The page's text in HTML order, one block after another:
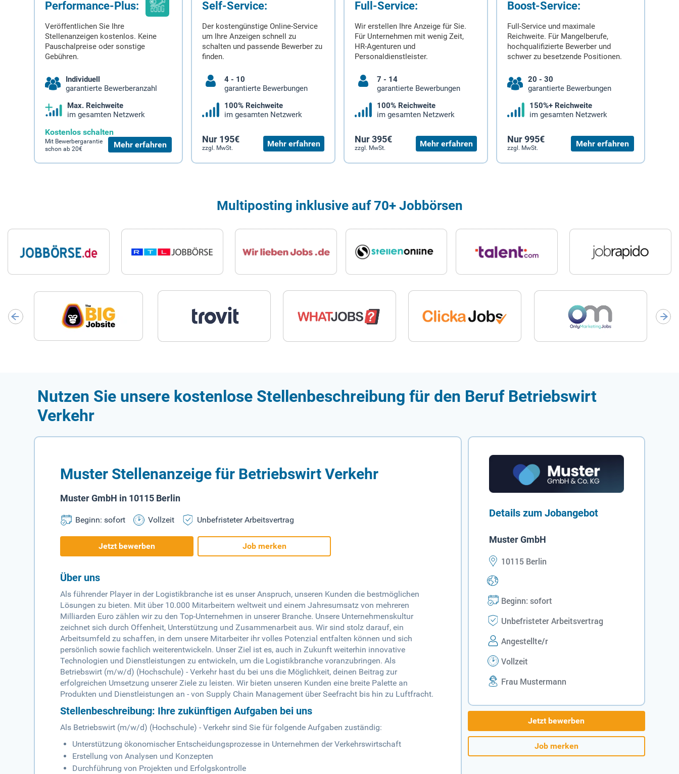
Performance-Plus:
Veröffentlichen Sie Ihre
Stellenanzeigen kostenlos. Keine
Pauschalpreise oder sonstige
Gebühren.
Individuell
garantierte Bewerberanzahl
Max. Reichweite
im gesamten Netzwerk
Kostenlos schalten
Mit Bewerbergarantie
schon ab 20€
Mehr erfahren
Self-Service:
Der kostengünstige Online-Service
um Ihre Anzeigen schnell zu
schalten und passende Bewerber zu
finden.
4 - 10
garantierte Bewerbungen
100% Reichweite
im gesamten Netzwerk
Nur 195€
zzgl. MwSt. Mehr erfahren
Full-Service:
Wir erstellen Ihre Anzeige für Sie.
Für Unternehmen mit wenig Zeit,
HR-Agenturen und
Personaldienstleister.
7 - 14
garantierte Bewerbungen
100% Reichweite
im gesamten Netzwerk
Nur 395€
zzgl. MwSt. Mehr erfahren
Boost-Service:
Full-Service und maximale
Reichweite. Für Mangelberufe,
hochqualifizierte Bewerber und
schwer zu besetzende Positionen.
20 - 30
garantierte Bewerbungen
150%+ Reichweite
im gesamten Netzwerk
Nur 995€
zzgl. MwSt. Mehr erfahren
Multiposting inklusive auf 70+ Jobbörsen
Nutzen Sie unsere kostenlose Stellenbeschreibung für den Beruf Betriebswirt
Verkehr
Muster Stellenanzeige für Betriebswirt Verkehr
Muster GmbH in 10115 Berlin
Beginn: sofort Vollzeit Unbefristeter Arbeitsvertrag
Jetzt bewerben Job merken
Über uns
Als führender Player in der Logistikbranche ist es unser Anspruch, unseren Kunden die bestmöglichen
Lösungen zu bieten. Mit über 10.000 Mitarbeitern weltweit und einem Jahresumsatz von mehreren
Milliarden Euro zählen wir zu den Top-Unternehmen in unserer Branche. Unsere Unternehmenskultur
zeichnet sich durch Offenheit, Unterstützung und Zusammenarbeit aus. Wir sind stolz darauf, ein
Arbeitsumfeld zu schaffen, in dem unsere Mitarbeiter ihr volles Potenzial entfalten können und sich
persönlich sowie fachlich weiterentwickeln. Unser Ziel ist es, auch in Zukunft weiterhin innovative
Technologien und Dienstleistungen zu entwickeln, um die Logistikbranche voranzubringen. Als
Betriebswirt (m/w/d) (Hochschule) - Verkehr hast du bei uns die Möglichkeit, deinen Beitrag zur
erfolgreichen Umsetzung unserer Ziele zu leisten. Wir bieten unseren Kunden eine breite Palette an
Produkten und Dienstleistungen an - von Supply Chain Management über Seefracht bis hin zu Luftfracht.
Stellenbeschreibung: Ihre zukünftigen Aufgaben bei uns
Als Betriebswirt (m/w/d) (Hochschule) - Verkehr sind Sie für folgende Aufgaben zuständig:
Unterstützung ökonomischer Entscheidungsprozesse in Unternehmen der Verkehrswirtschaft
Erstellung von Analysen und Konzepten
Durchführung von Projekten und Erfolgskontrolle
Details zum Jobangebot
Muster GmbH
10115 Berlin
Beginn: sofort
Unbefristeter Arbeitsvertrag
Angestellte/r
Vollzeit
Frau Mustermann
Jetzt bewerben
Job merken